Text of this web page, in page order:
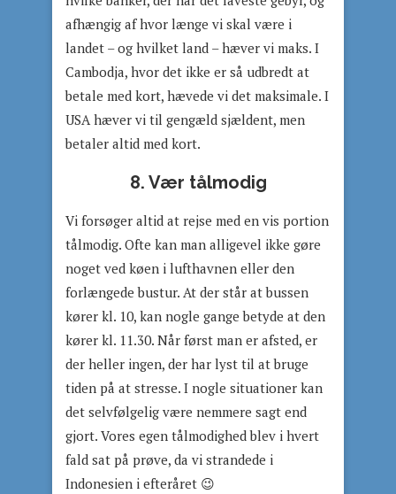
afhængig af hvor længe vi skal være i
landet – og hvilket land – hæver vi maks. I
Cambodja, hvor det ikke er så udbredt at
betale med kort, hævede vi det maksimale. I
USA hæver vi til gengæld sjældent, men
betaler altid med kort.
8. Vær tålmodig
Vi forsøger altid at rejse med en vis portion
tålmodig. Ofte kan man alligevel ikke gøre
noget ved køen i lufthavnen eller den
forlængede bustur. At der står at bussen
kører kl. 10, kan nogle gange betyde at den
kører kl. 11.30. Når først man er afsted, er
der heller ingen, der har lyst til at bruge
tiden på at stresse. I nogle situationer kan
det selvfølgelig være nemmere sagt end
gjort. Vores egen tålmodighed blev i hvert
fald sat på prøve, da vi strandede i
Indonesien i efteråret 😉